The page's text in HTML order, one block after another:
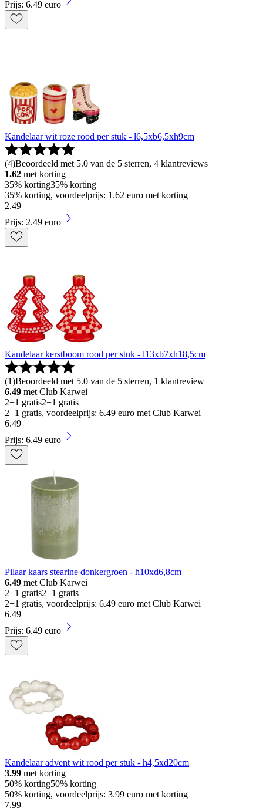
Prijs: 6.49 euro
Kandelaar wit roze rood per stuk - l6,5xb6,5xh9cm
(4)Beoordeeld met 5.0 van de 5 sterren, 4 klantreviews
1.62 met korting
35% korting35% korting
35% korting, voordeelprijs: 1.62 euro met korting
2.49
Prijs: 2.49 euro
Kandelaar kerstboom rood per stuk - l13xb7xh18,5cm
(1)Beoordeeld met 5.0 van de 5 sterren, 1 klantreview
6.49 met Club Karwei
2+1 gratis2+1 gratis
2+1 gratis, voordeelprijs: 6.49 euro met Club Karwei
6.49
Prijs: 6.49 euro
Pilaar kaars stearine donkergroen - h10xd6,8cm
6.49 met Club Karwei
2+1 gratis2+1 gratis
2+1 gratis, voordeelprijs: 6.49 euro met Club Karwei
6.49
Prijs: 6.49 euro
Kandelaar advent wit rood per stuk - h4,5xd20cm
3.99 met korting
50% korting50% korting
50% korting, voordeelprijs: 3.99 euro met korting
7.99